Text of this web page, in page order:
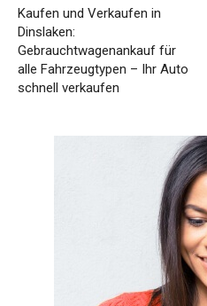
Kaufen und Verkaufen in
Dinslaken:
Gebrauchtwagenankauf für
alle Fahrzeugtypen – Ihr Auto
schnell verkaufen